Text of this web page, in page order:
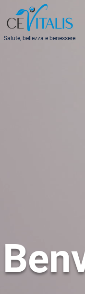
Salute, bellezza e benessere